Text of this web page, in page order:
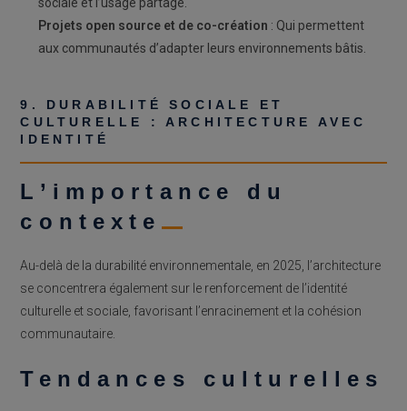
sociale et l’usage partagé.
Projets open source et de co-création : Qui permettent
aux communautés d’adapter leurs environnements bâtis.
9. DURABILITÉ SOCIALE ET
CULTURELLE : ARCHITECTURE AVEC
IDENTITÉ
L’importance du
contexte
Au-delà de la durabilité environnementale, en 2025, l’architecture
se concentrera également sur le renforcement de l’identité
culturelle et sociale, favorisant l’enracinement et la cohésion
communautaire.
Tendances culturelles